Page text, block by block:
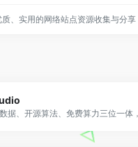
、实用的网络站点资源收集与分享